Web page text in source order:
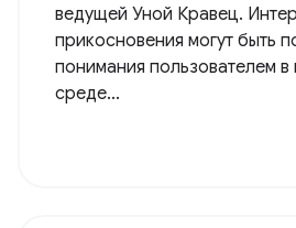
ведущей Уной Кравец.
прикосновения могут быть
понимания пользователем
среде...